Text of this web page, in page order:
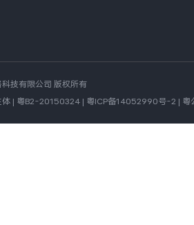
技有限公司 版权所有
体 | 粤B2-20150324 | 粤ICP备14052990号-2 | 粤